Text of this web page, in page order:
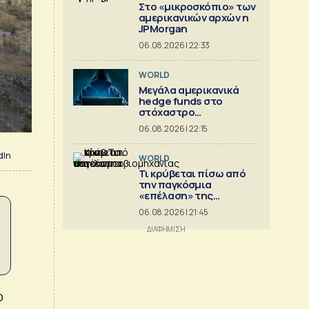
Στο «μικροσκόπιο» των
αμερικανικών αρχών η
JPMorgan
06.08.2026 | 22:33
WORLD
Μεγάλα αμερικανικά
hedge funds στο
στόχαστρο
κυβερνοεπιθέσεων
06.08.2026 | 22:15
WORLD
Τι κρύβεται πίσω από
την παγκόσμια
«επέλαση» της
κινεζικής
αυτοκινητοβιομηχανίας
06.08.2026 | 21:45